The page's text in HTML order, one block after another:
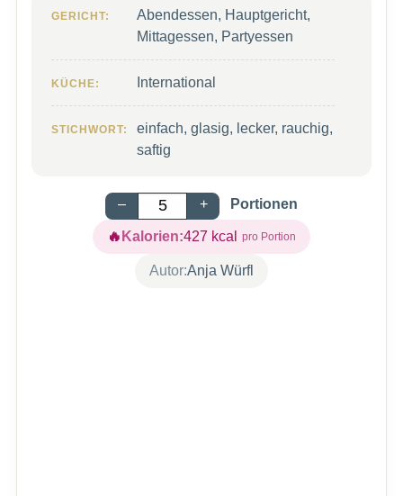
GERICHT:
Abendessen, Hauptgericht,
Mittagessen, Partyessen
KÜCHE: International
STICHWORT:
einfach, glasig, lecker, rauchig,
saftig
– + Portionen
Kalorien:427 kcal
Autor:Anja Würfl